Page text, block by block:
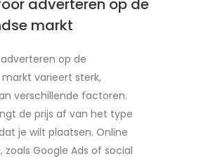
adverteren op de
markt
op de
markt varieert sterk,
verschillende factoren.
de prijs af van het type
je wilt plaatsen. Online
Google Ads of social